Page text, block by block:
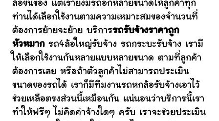
ล้อขนของ แต่เรายังมีรถอีกหลายขนาดให้ลูกค้าทุก
ท่านได้เลือกใช้งานตามความเหมาะสมของจำนวนที่
ต้องการย้ายจะย้าย บริการรถรับจ้างราคาถูก
หัวหมากรถ4ล้อใหญ่รับจ้าง รถกระบะรับจ้าง เรามี
ให้เลือกใช้งานกันหลายแบบหลายขนาด ตามที่ลูกค้า
ต้องการเลย หรือถ้าตัวลูกค้าไม่สามารถประเมิน
ขนาดของรถได้ เราก็มีทีมงานรถหกล้อรับจ้างเอาไว้
ช่วยเหลือตรงส่วนนี้เหมือนกัน แน่นอนว่าบริการนี้เรา
ทำให้ฟรีๆ ไม่คิดค่าจ้างใดๆ ครับ เราจะช่วยประเมิน